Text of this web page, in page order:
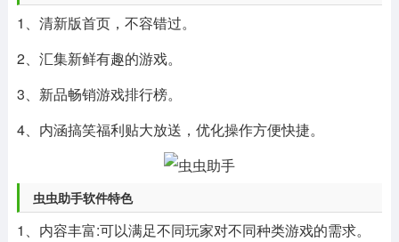
1、清新版首页，不容错过。
2、汇集新鲜有趣的游戏。
3、新品畅销游戏排行榜。
4、内涵搞笑福利贴大放送，优化操作方便快捷。
虫虫助手软件特色
1、内容丰富:可以满足不同玩家对不同种类游戏的需求。